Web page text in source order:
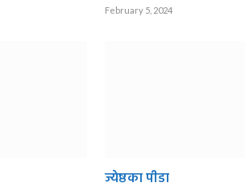
February 5, 2024
ज्येष्ठका पीडा